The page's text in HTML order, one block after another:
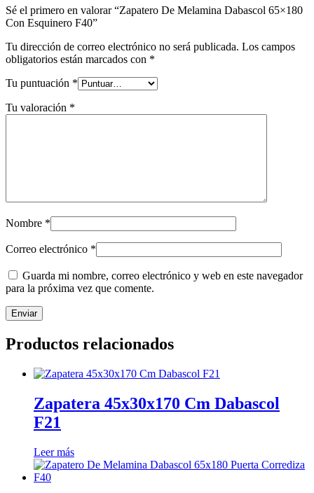
Sé el primero en valorar “Zapatero De Melamina Dabascol 65×180
Con Esquinero F40”
Tu dirección de correo electrónico no será publicada. Los campos
obligatorios están marcados con *
Tu puntuación *
Tu valoración *
Nombre *
Correo electrónico *
Guarda mi nombre, correo electrónico y web en este navegador
para la próxima vez que comente.
Productos relacionados
Zapatera 45x30x170 Cm Dabascol
F21
Leer más